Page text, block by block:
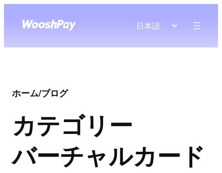
日本語
ホーム/ブログ
カテゴリー
バーチャルカード